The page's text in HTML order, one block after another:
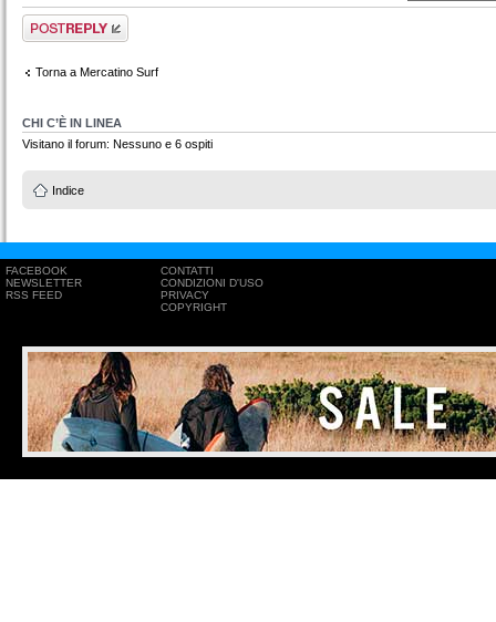
Rispondi al
messaggio
Torna a Mercatino Surf
CHI C’È IN LINEA
Visitano il forum: Nessuno e 6 ospiti
Indice
FACEBOOK
NEWSLETTER
RSS FEED
CONTATTI
CONDIZIONI D'USO
PRIVACY
COPYRIGHT